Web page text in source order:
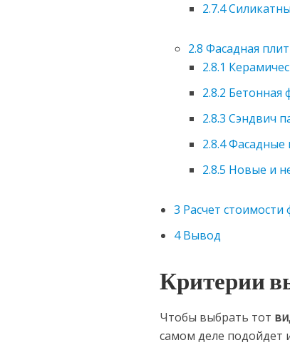
2.7.4
2.8 Фасадная
2.8.1
2.8.2 Бетонная
2.8.3 Сэндвич
2.8.4Фасадные
2.8.5 Новые и
3 Расчет стоимости
4Вывод
Критерии
Чтобы выбрать тот
самом деле подойдет